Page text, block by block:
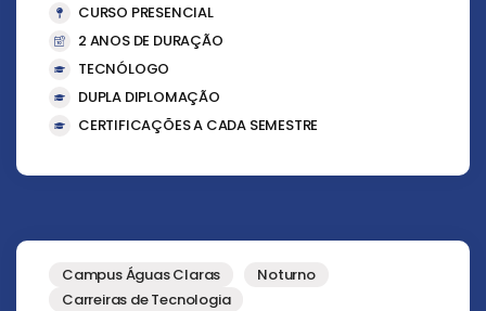
CURSO PRESENCIAL
2 ANOS DE DURAÇÃO
TECNÓLOGO
DUPLA DIPLOMAÇÃO
CERTIFICAÇÕES A CADA SEMESTRE
Campus Águas Claras
Noturno
Carreiras de Tecnologia